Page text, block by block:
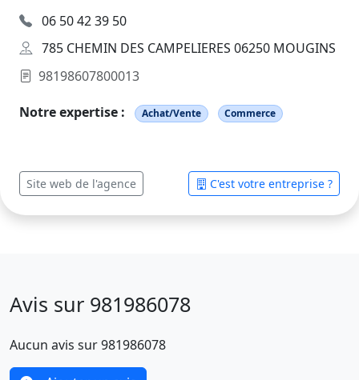
06 50 42 39 50
785 CHEMIN DES CAMPELIERES 06250 MOUGINS
98198607800013
Notre expertise : Achat/Vente Commerce
Site web de l'agence C'est votre entreprise ?
Avis sur 981986078
Aucun avis sur 981986078